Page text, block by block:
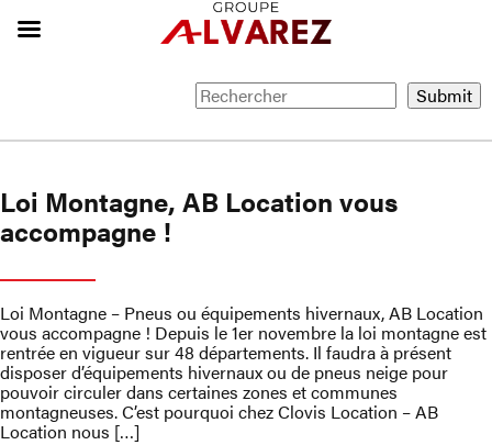
Loi Montagne, AB Location vous
accompagne !
Loi Montagne – Pneus ou équipements hivernaux, AB Location
vous accompagne ! Depuis le 1er novembre la loi montagne est
rentrée en vigueur sur 48 départements. Il faudra à présent
disposer d’équipements hivernaux ou de pneus neige pour
pouvoir circuler dans certaines zones et communes
montagneuses. C’est pourquoi chez Clovis Location – AB
Location nous […]